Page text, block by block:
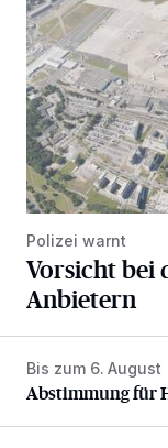
Polizei warnt
Vorsicht bei
Anbietern
Abstimmung für
Bis zum 6. August
Abstimmung für